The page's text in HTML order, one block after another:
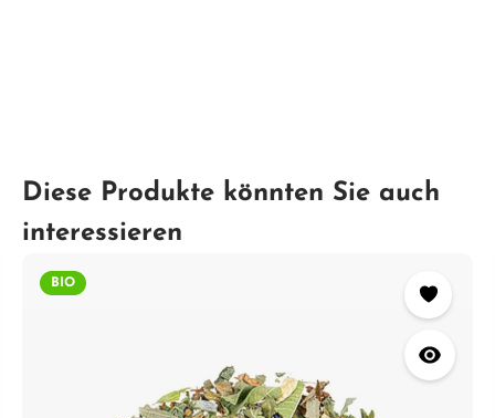
Diese Produkte könnten Sie auch
interessieren
BIO